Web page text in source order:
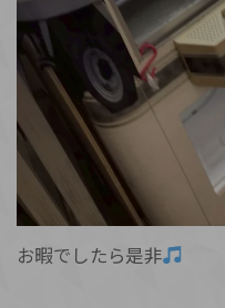
お暇でしたら是非